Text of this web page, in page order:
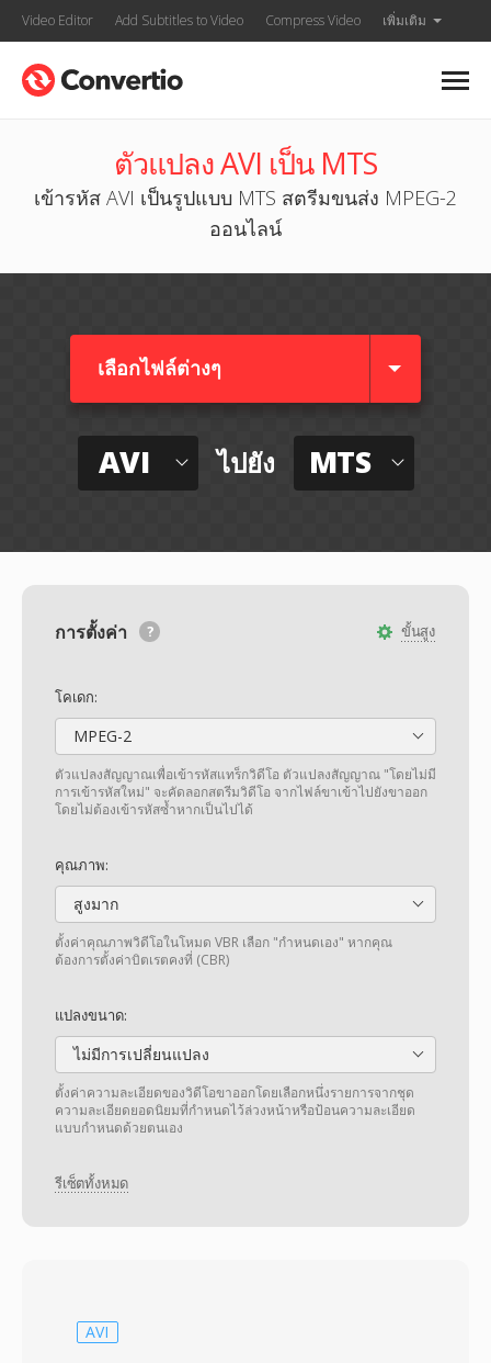
Video Editor Add Subtitles to Video Compress Video เพิ่มเติม
ตัวแปลง AVI เป็น MTS
เข้ารหัส AVI เป็นรูปแบบ MTS สตรีมขนส่ง MPEG-2
ออนไลน์
เลือกไฟล์ต่างๆ​
AVI ไปยัง MTS
ขั้นสูง
การตั้งค่า
โคเดก:
MPEG-2
ตัวแปลงสัญญาณเพื่อเข้ารหัสแทร็กวิดีโอ ตัวแปลงสัญญาณ "โดยไม่มี
การเข้ารหัสใหม่" จะคัดลอกสตรีมวิดีโอ จากไฟล์ขาเข้าไปยังขาออก
โดยไม่ต้องเข้ารหัสซ้ำหากเป็นไปได้
คุณภาพ:
สูงมาก
ตั้งค่าคุณภาพวิดีโอในโหมด VBR เลือก "กำหนดเอง" หากคุณ
ต้องการตั้งค่าบิตเรตคงที่ (CBR)
แปลงขนาด:
ไม่มีการเปลี่ยนแปลง
ตั้งค่าความละเอียดของวิดีโอขาออกโดยเลือกหนึ่งรายการจากชุด
ความละเอียดยอดนิยมที่กำหนดไว้ล่วงหน้าหรือป้อนความละเอียด
แบบกำหนดด้วยตนเอง
รีเซ็ตทั้งหมด
AVI